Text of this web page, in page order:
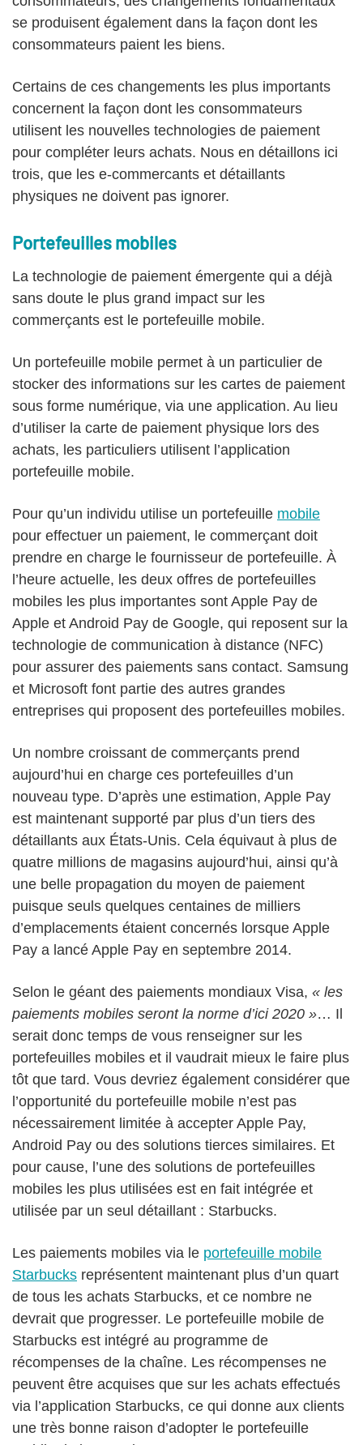
se produisent également dans la façon dont les
consommateurs paient les biens.
Certains de ces changements les plus importants
concernent la façon dont les consommateurs
utilisent les nouvelles technologies de paiement
pour compléter leurs achats. Nous en détaillons ici
trois, que les e-commercants et détaillants
physiques ne doivent pas ignorer.
Portefeuilles mobiles
La technologie de paiement émergente qui a déjà
sans doute le plus grand impact sur les
commerçants est le portefeuille mobile.
Un portefeuille mobile permet à un particulier de
stocker des informations sur les cartes de paiement
sous forme numérique, via une application. Au lieu
d’utiliser la carte de paiement physique lors des
achats, les particuliers utilisent l’application
portefeuille mobile.
Pour qu’un individu utilise un portefeuille mobile
pour effectuer un paiement, le commerçant doit
prendre en charge le fournisseur de portefeuille. À
l’heure actuelle, les deux offres de portefeuilles
mobiles les plus importantes sont Apple Pay de
Apple et Android Pay de Google, qui reposent sur la
technologie de communication à distance (NFC)
pour assurer des paiements sans contact. Samsung
et Microsoft font partie des autres grandes
entreprises qui proposent des portefeuilles mobiles.
Un nombre croissant de commerçants prend
aujourd’hui en charge ces portefeuilles d’un
nouveau type. D’après une estimation, Apple Pay
est maintenant supporté par plus d’un tiers des
détaillants aux États-Unis. Cela équivaut à plus de
quatre millions de magasins aujourd’hui, ainsi qu’à
une belle propagation du moyen de paiement
puisque seuls quelques centaines de milliers
d’emplacements étaient concernés lorsque Apple
Pay a lancé Apple Pay en septembre 2014.
Selon le géant des paiements mondiaux Visa, « les
paiements mobiles seront la norme d’ici 2020 »… Il
serait donc temps de vous renseigner sur les
portefeuilles mobiles et il vaudrait mieux le faire plus
tôt que tard. Vous devriez également considérer que
l’opportunité du portefeuille mobile n’est pas
nécessairement limitée à accepter Apple Pay,
Android Pay ou des solutions tierces similaires. Et
pour cause, l’une des solutions de portefeuilles
mobiles les plus utilisées est en fait intégrée et
utilisée par un seul détaillant : Starbucks.
Les paiements mobiles via le portefeuille mobile
Starbucks représentent maintenant plus d’un quart
de tous les achats Starbucks, et ce nombre ne
devrait que progresser. Le portefeuille mobile de
Starbucks est intégré au programme de
récompenses de la chaîne. Les récompenses ne
peuvent être acquises que sur les achats effectués
via l’application Starbucks, ce qui donne aux clients
une très bonne raison d’adopter le portefeuille